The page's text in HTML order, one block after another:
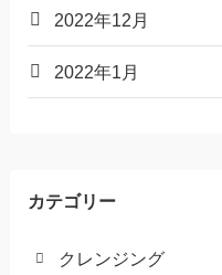
2022年12月
2022年1月
カテゴリー
クレンジング